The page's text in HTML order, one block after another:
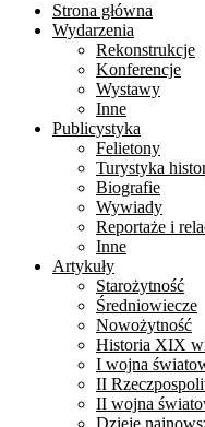
Strona główna
Wydarzenia
Rekonstrukcje
Konferencje
Wystawy
Inne
Publicystyka
Felietony
Turystyka
Biografie
Wywiady
Reportaże i
Inne
Artykuły
Starożytność
Średniowiecze
Nowożytność
Historia XIX
I wojna
II
II wojna